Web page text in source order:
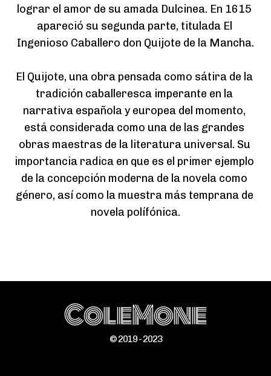
lograr el amor de su amada Dulcinea. En 1615
apareció su segunda parte, titulada El
Ingenioso Caballero don Quijote de la Mancha.
El Quijote, una obra pensada como sátira de la
tradición caballeresca imperante en la
narrativa española y europea del momento,
está considerada como una de las grandes
obras maestras de la literatura universal. Su
importancia radica en que es el primer ejemplo
de la concepción moderna de la novela como
género, así como la muestra más temprana de
novela polífónica.
ColeMone
© 2019 - 2023